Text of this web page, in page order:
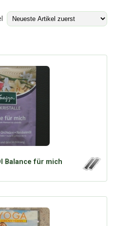
Balance für mich